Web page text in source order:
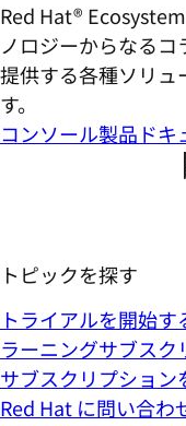
Red Hat®
ノロジーからなる
提供する各種ソリュ
す。
コンソール製品ドキ
トピックを探す
トライアルを開始す
ラーニングサブス
サブスクリプション
Red Hat に問い合わ